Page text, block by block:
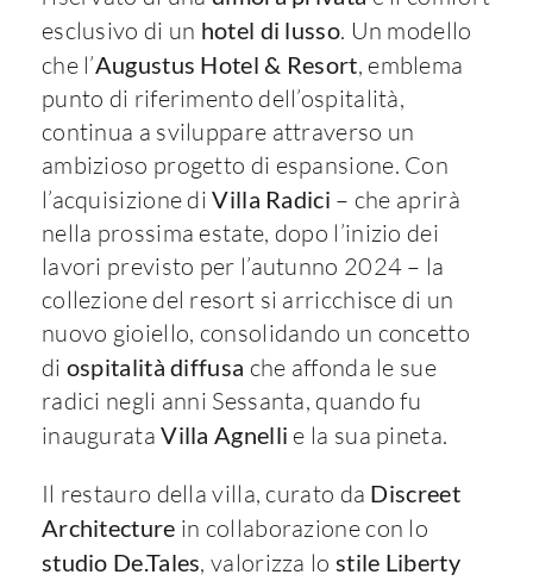
esclusivo di un hotel di lusso. Un modello
che l’Augustus Hotel & Resort, emblema
punto di riferimento dell’ospitalità,
continua a sviluppare attraverso un
ambizioso progetto di espansione. Con
l’acquisizione diVilla Radici – che aprirà
nella prossima estate, dopo l’inizio dei
lavori previsto per l’autunno 2024 – la
collezione del resort si arricchisce di un
nuovo gioiello, consolidando un concetto
di ospitalità diffusa che affonda le sue
radici negli anni Sessanta, quando fu
inaugurataVilla Agnelli e la sua pineta.
Il restauro della villa, curato da Discreet
Architecture in collaborazione con lo
studio De.Tales, valorizza lo stile Liberty